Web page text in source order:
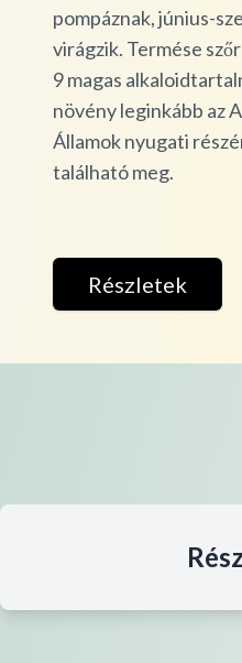
pompáznak, június-
virágzik. Termése
9 magas
növény leginkább az
Államok nyugati
található meg.
Részletek